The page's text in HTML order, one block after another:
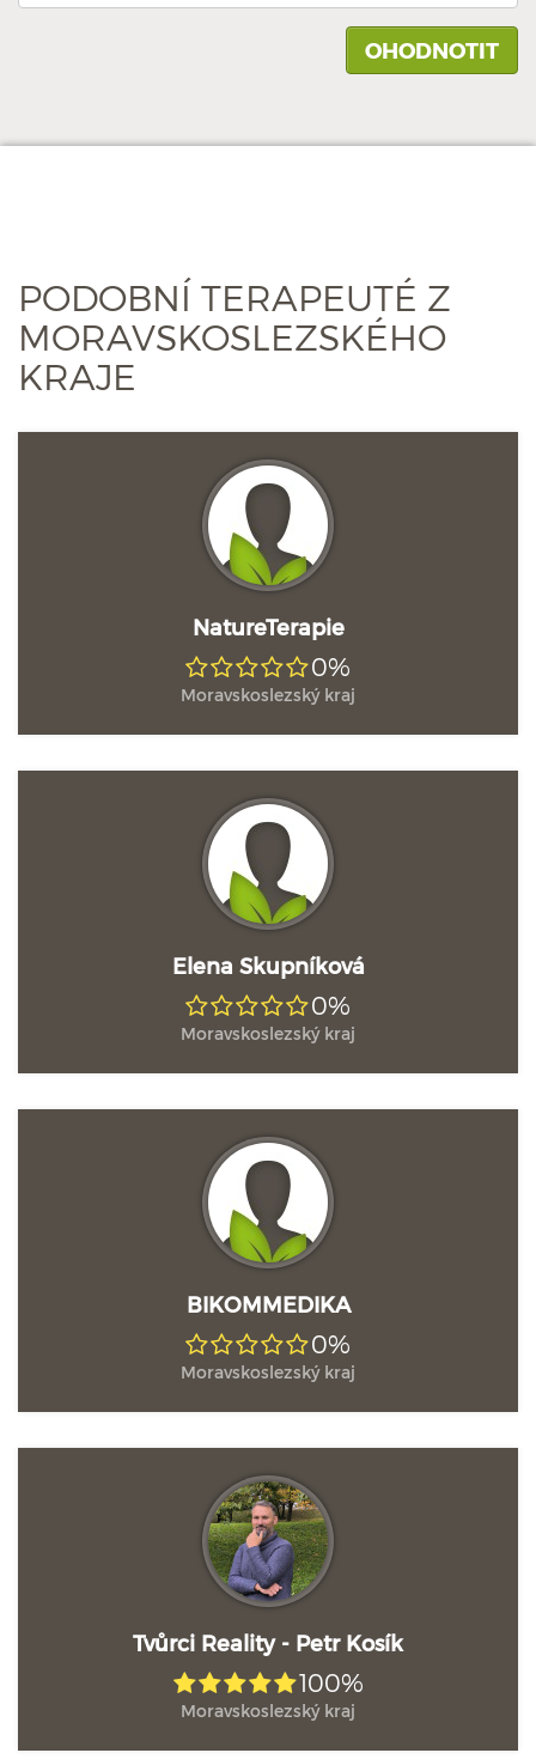
PODOBNÍ TERAPEUTÉ Z
MORAVSKOSLEZSKÉHO
KRAJE
NatureTerapie
0%
Moravskoslezský kraj
Elena Skupníková
0%
Moravskoslezský kraj
BIKOMMEDIKA
0%
Moravskoslezský kraj
Tvůrci Reality - Petr Kosík
100%
Moravskoslezský kraj